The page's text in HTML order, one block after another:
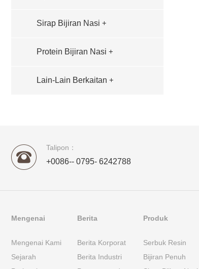
Sirap Bijiran Nasi +
Protein Bijiran Nasi +
Lain-Lain Berkaitan +
Talipon：
+0086-- 0795- 6242788
Mengenai
Mengenai Kami
Sejarah
Berita
Berita Korporat
Berita Industri
Produk
Serbuk Resin
Bijiran Penuh